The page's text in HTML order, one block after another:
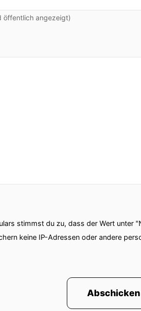
öffentlich angezeigt)
stimmst du zu, dass der Wert unter
keine IP-Adressen oder andere
Abschicken